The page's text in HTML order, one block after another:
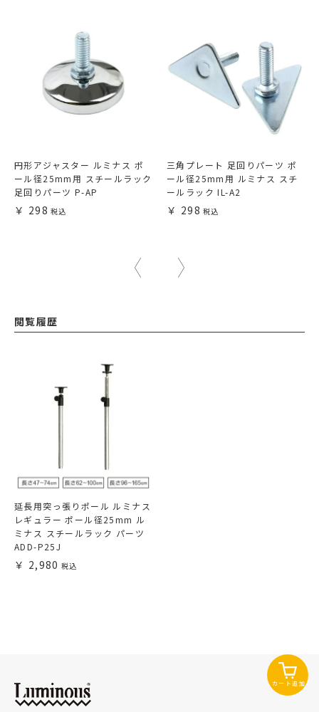
円形アジャスター ルミナス ポ
ール径25mm用 スチールラック
足回りパーツ P-AP
298
三角プレート 足回りパーツ ポ
ール径25mm用 ルミナス スチ
ールラック IL-A2
298
閲覧履歴
延長用突っ張りポール ルミナス
レギュラー ポール径25mm ル
ミナス スチールラック パーツ
ADD-P25J
2,980
カート追加